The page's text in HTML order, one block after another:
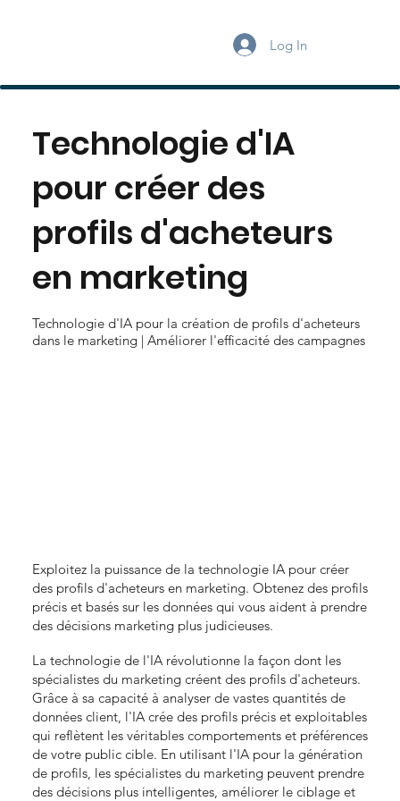
Log In
Technologie d'IA
pour créer des
profils d'acheteurs
en marketing
Technologie d'IA pour la création de profils d'acheteurs
dans le marketing | Améliorer l'efficacité des campagnes
Exploitez la puissance de la technologie IA pour créer
des profils d'acheteurs en marketing. Obtenez des profils
précis et basés sur les données qui vous aident à prendre
des décisions marketing plus judicieuses.
La technologie de l'IA révolutionne la façon dont les
spécialistes du marketing créent des profils d'acheteurs.
Grâce à sa capacité à analyser de vastes quantités de
données client, l'IA crée des profils précis et exploitables
qui reflètent les véritables comportements et préférences
de votre public cible. En utilisant l'IA pour la génération
de profils, les spécialistes du marketing peuvent prendre
des décisions plus intelligentes, améliorer le ciblage et